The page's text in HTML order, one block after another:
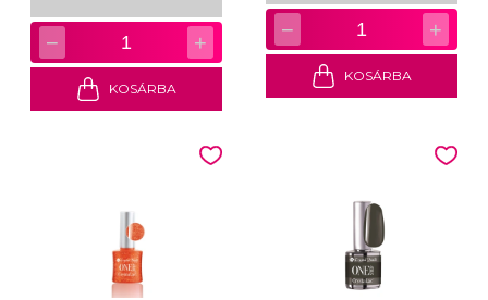
− 1 +
KOSÁRBA
− 1 +
KOSÁRBA